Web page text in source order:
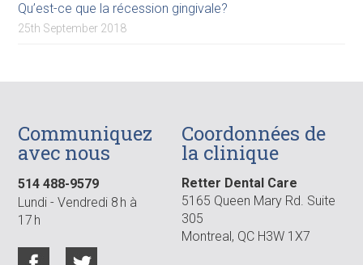
Qu’est-ce que la récession gingivale?
25th September 2018
Communiquez
avec nous
514 488-9579
Lundi - Vendredi 8 h à
17 h
Coordonnées de
la clinique
Retter Dental Care
5165 Queen Mary Rd. Suite
305
Montreal, QC H3W 1X7